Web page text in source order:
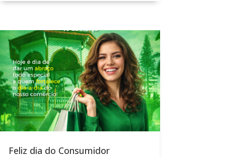
Feliz dia do Consumidor